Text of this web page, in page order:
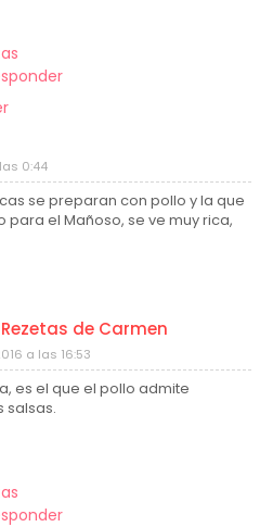
0:44
se preparan con pollo y la que
para el Mañoso, se ve muy rica,
de Carmen
a las 16:53
es el que el pollo admite
salsas.